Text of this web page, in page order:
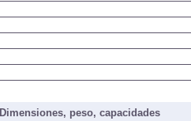
Dimensiones, peso, capacidades